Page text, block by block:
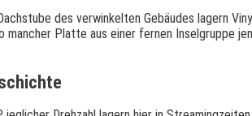
des verwinkelten Gebäudes lagern
mancher Platte aus einer fernen Inselgruppe